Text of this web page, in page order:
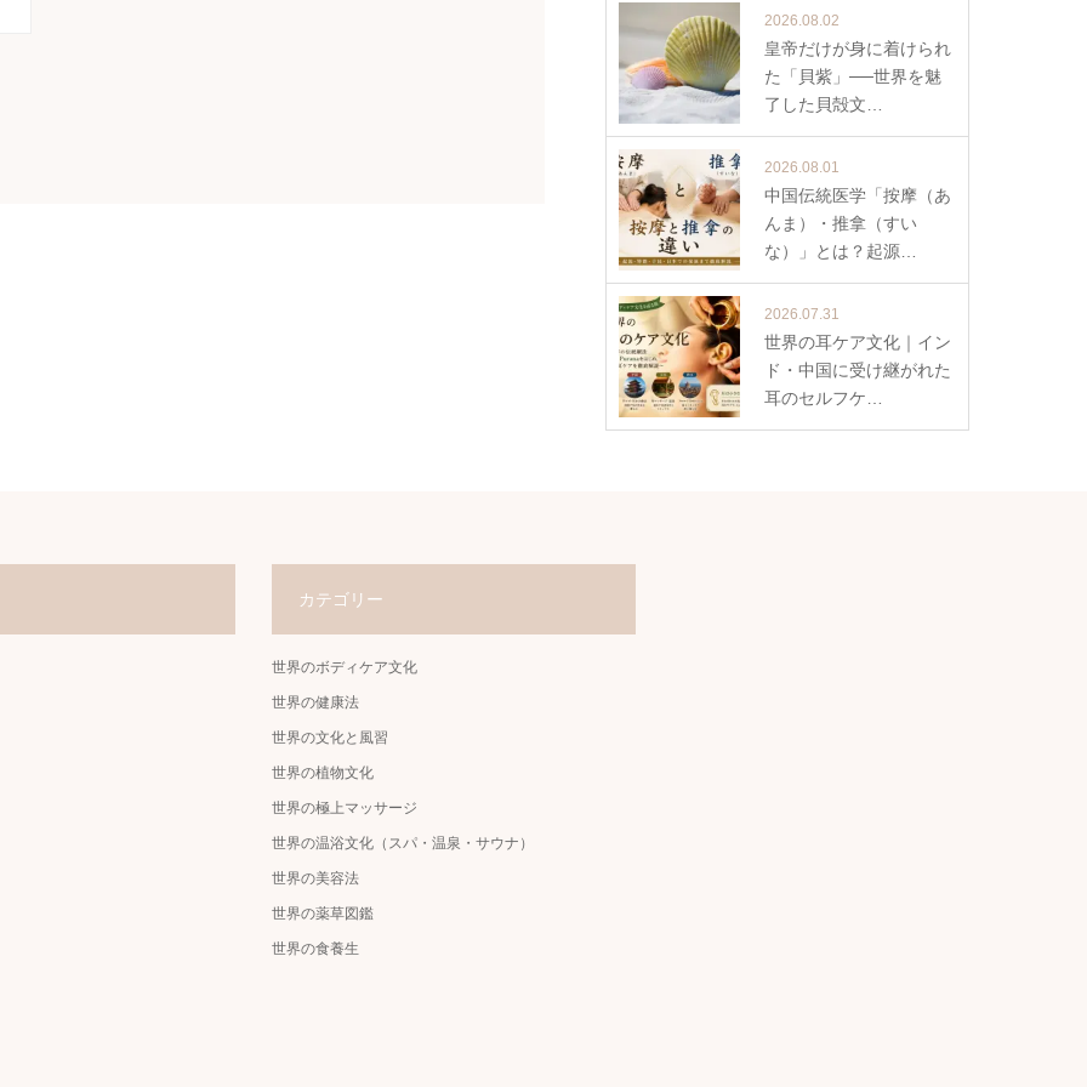
2026.08.02
皇帝だけが身に着けられ
た「貝紫」──世界を魅
了した貝殻文…
2026.08.01
中国伝統医学「按摩（あ
んま）・推拿（すい
な）」とは？起源…
2026.07.31
世界の耳ケア文化｜イン
ド・中国に受け継がれた
耳のセルフケ…
カテゴリー
世界のボディケア文化
世界の健康法
世界の文化と風習
世界の植物文化
世界の極上マッサージ
世界の温浴文化（スパ・温泉・サウナ）
世界の美容法
世界の薬草図鑑
世界の食養生